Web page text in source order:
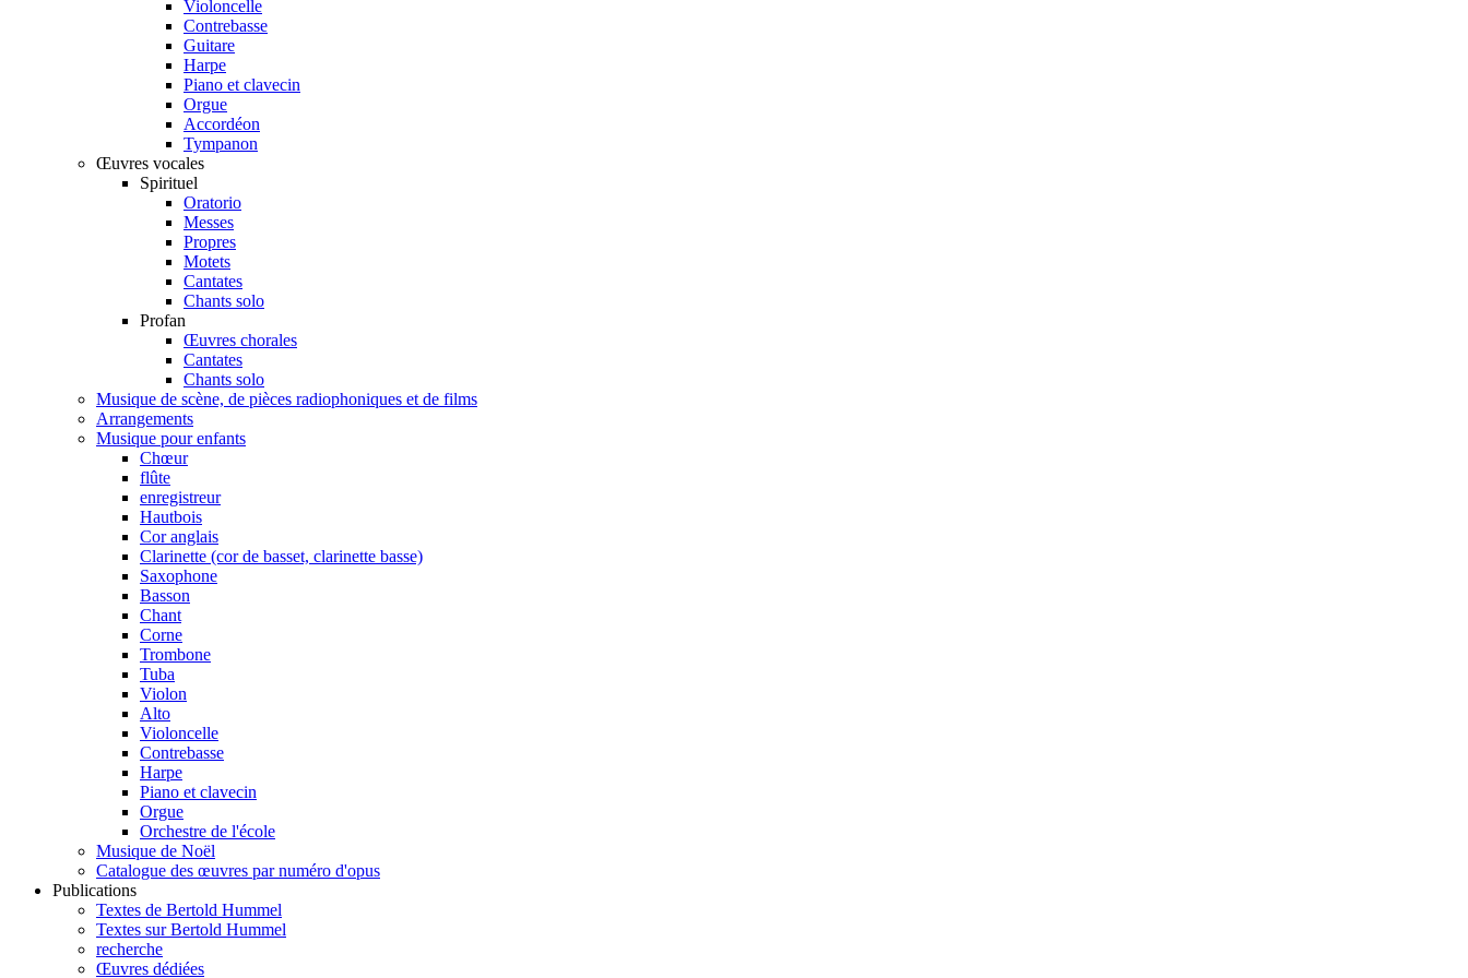
Violoncelle
Contrebasse
Guitare
Harpe
Piano et clavecin
Orgue
Accordéon
Tympanon
Œuvres vocales
Spirituel
Oratorio
Messes
Propres
Motets
Cantates
Chants solo
Profan
Œuvres chorales
Cantates
Chants solo
Musique de scène, de pièces radiophoniques et de films
Arrangements
Musique pour enfants
Chœur
flûte
enregistreur
Hautbois
Cor anglais
Clarinette (cor de basset, clarinette basse)
Saxophone
Basson
Chant
Corne
Trombone
Tuba
Violon
Alto
Violoncelle
Contrebasse
Harpe
Piano et clavecin
Orgue
Orchestre de l'école
Musique de Noël
Catalogue des œuvres par numéro d'opus
Publications
Textes de Bertold Hummel
Textes sur Bertold Hummel
recherche
Œuvres dédiées